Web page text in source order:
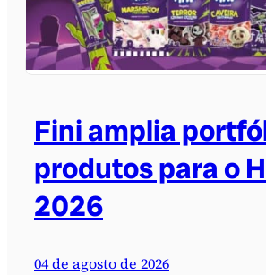
Fini amplia
produtos para o
2026
04 de agosto de 2026